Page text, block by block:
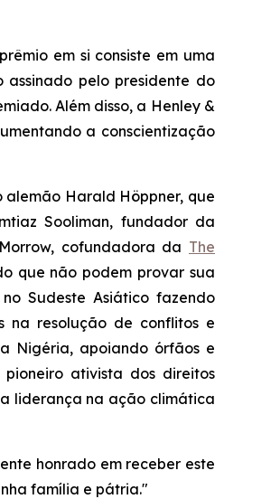
em si consiste em uma
pelo presidente do
Além disso, a Henley &
a conscientização
alemão Harald Höppner, que
Sooliman, fundador da
cofundadora da The
que não podem provar sua
Sudeste Asiático fazendo
na resolução de conflitos e
Nigéria, apoiando órfãos e
pioneiro ativista dos direitos
liderança na ação climática
honrado em receber este
família e pátria."